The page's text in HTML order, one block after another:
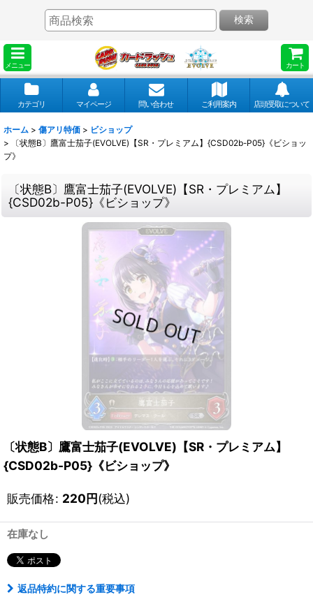
メニュー カート
検索
カテゴリ マイページ 問い合わせ ご利用案内 店頭受取について
ホーム > 傷アリ特価 > ビショップ
>
〔状態B〕鷹富士茄子(EVOLVE)【SR・プレミアム】{CSD02b-P05}《ビショッ
プ》
〔状態B〕鷹富士茄子(EVOLVE)【SR・プレミアム】
{CSD02b-P05}《ビショップ》
〔状態B〕鷹富士茄子(EVOLVE)【SR・プレミアム】
{CSD02b-P05}《ビショップ》
販売価格: 220円(税込)
在庫なし
返品特約に関する重要事項